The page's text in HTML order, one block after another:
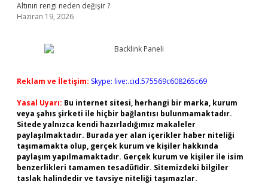
Altının rengi neden değişir ?
Haziran 19, 2026
Reklam ve İletişim: Skype: live:.cid.575569c608265c69
Yasal Uyarı: Bu internet sitesi, herhangi bir marka, kurum
veya şahıs şirketi ile hiçbir bağlantısı bulunmamaktadır.
Sitede yalnızca kendi hazırladığımız makaleler
paylaşılmaktadır. Burada yer alan içerikler haber niteliği
taşımamakta olup, gerçek kurum ve kişiler hakkında
paylaşım yapılmamaktadır. Gerçek kurum ve kişiler ile isim
benzerlikleri tamamen tesadüfidir. Sitemizdeki bilgiler
taslak halindedir ve tavsiye niteliği taşımazlar.